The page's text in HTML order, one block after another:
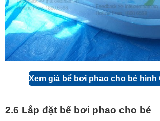
Xem giá bể bơi phao cho bé hình
2.6 Lắp đặt bể bơi phao cho bé